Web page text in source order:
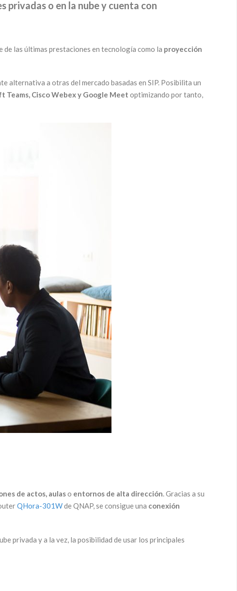
privadas o en la nube y cuenta con
de las últimas prestaciones en tecnología como la proyección
alternativa a otras del mercado basadas en SIP. Posibilita un
Teams, Cisco Webex y Google Meet optimizando por tanto,
de actos, aulaso entornos de alta dirección. Gracias a su
QHora-301Wde QNAP, se consigue una conexión
privada y a la vez, la posibilidad de usar los principales